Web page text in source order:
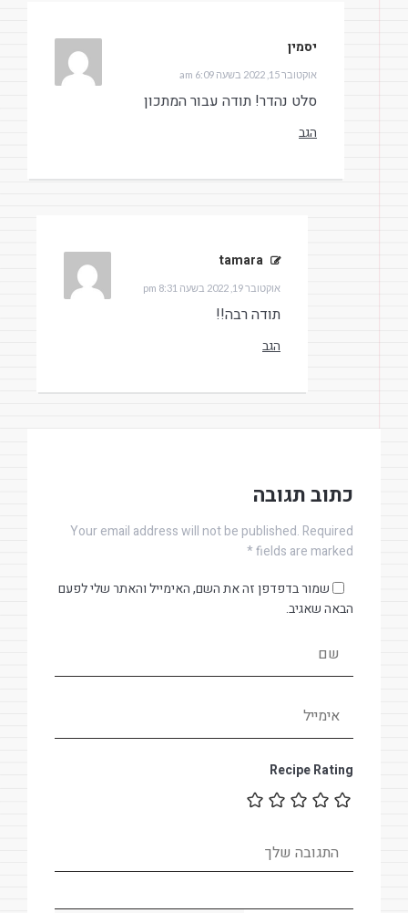
יסמין
אוקטובר 15, 2022 בשעה 6:09 am
סלט נהדר! תודה עבור המתכון
הגב
tamara
אוקטובר 19, 2022 בשעה 8:31 pm
תודה רבה!!
הגב
כתוב תגובה
Your email address will not be published. Required
fields are marked *
שמור בדפדפן זה את השם, האימייל והאתר שלי לפעם
הבאה שאגיב.
Recipe Rating